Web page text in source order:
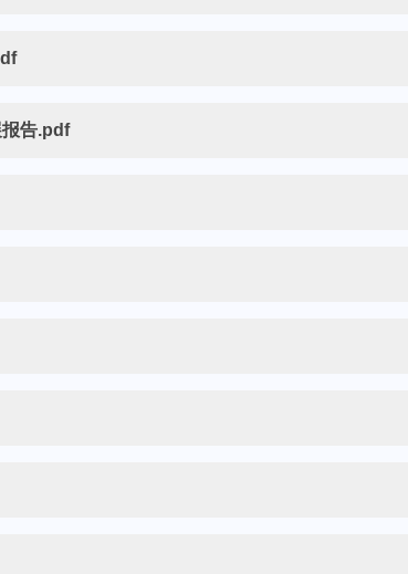
报告.pdf